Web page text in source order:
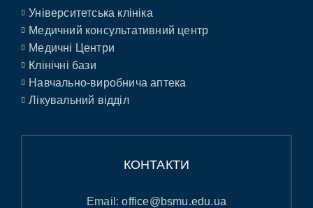
Університетська клініка
Медичний консультативний центр
Медичні Центри
Клінічні бази
Навчально-виробнича аптека
Лікувальний відділ
КОНТАКТИ
Email:office@bsmu.edu.ua